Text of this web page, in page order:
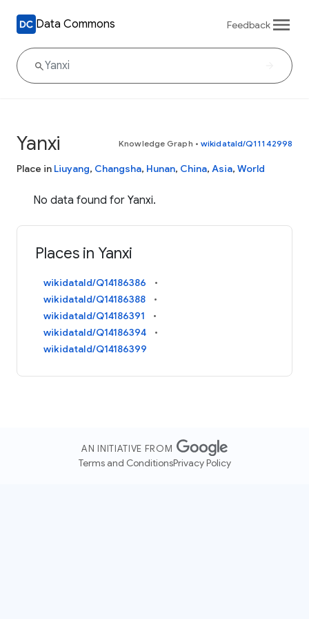
Data Commons Feedback
Yanxi Knowledge Graph • wikidataId/Q11142998
Place in Liuyang, Changsha, Hunan, China, Asia, World
No data found for Yanxi.
Places in Yanxi
wikidataId/Q14186386
wikidataId/Q14186388
wikidataId/Q14186391
wikidataId/Q14186394
wikidataId/Q14186399
AN INITIATIVE FROM
Terms and ConditionsPrivacy Policy